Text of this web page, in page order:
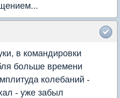
в командировки
больше времени
колебаний -
- уже забыл